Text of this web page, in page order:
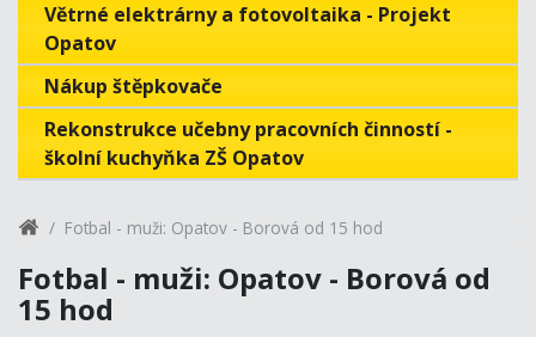
Větrné elektrárny a fotovoltaika - Projekt
Opatov
Nákup štěpkovače
Rekonstrukce učebny pracovních činností -
školní kuchyňka ZŠ Opatov
Fotbal - muži: Opatov - Borová od 15 hod
Fotbal - muži: Opatov - Borová od
15 hod